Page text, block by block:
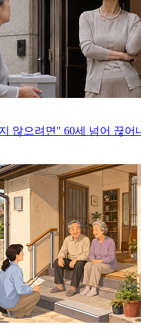
않으려면" 60세 넘어 끊어